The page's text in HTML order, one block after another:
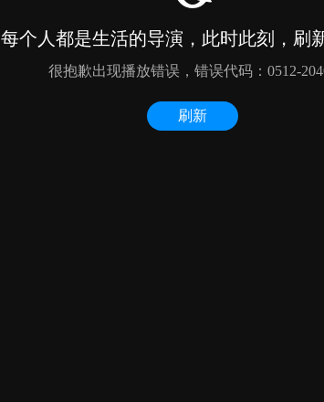
每个人都是生活的导演，此时此刻，刷
很抱歉出现播放错误，错误代码：0512-
刷新